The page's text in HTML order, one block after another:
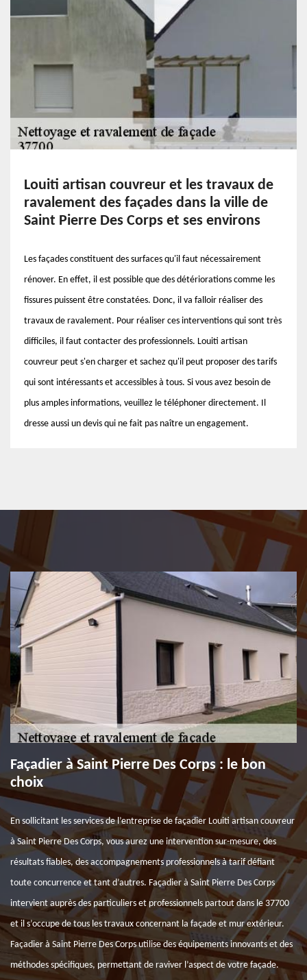
Louiti artisan couvreur et les travaux de
ravalement des façades dans la ville de
Saint Pierre Des Corps et ses environs
Les façades constituent des surfaces qu'il faut nécessairement
rénover. En effet, il est possible que des détériorations comme les
fissures puissent être constatées. Donc, il va falloir réaliser des
travaux de ravalement. Pour réaliser ces interventions qui sont très
difficiles, il faut contacter des professionnels. Louiti artisan
couvreur peut s'en charger et sachez qu'il peut proposer des tarifs
qui sont intéressants et accessibles à tous. Si vous avez besoin de
plus amples informations, veuillez le téléphoner directement. Il
dresse aussi un devis qui ne fait pas naître un engagement.
Façadier à Saint Pierre Des Corps : le bon
choix
En sollicitant les services de l’entreprise de façadier Louiti artisan couvreur
à Saint Pierre Des Corps, vous aurez une intervention sur-mesure, des
résultats fiables, des accompagnements professionnels à tarif défiant
toute concurrence et tant d’autres. Façadier à Saint Pierre Des Corps
intervient auprès des particuliers et professionnels partout dans le 37700
et il s’occupe de tous les travaux concernant la façade et mur extérieur.
Façadier à Saint Pierre Des Corps utilise des équipements innovants et des
méthodes spécifiques, permettant de raviver l’aspect de votre façade.